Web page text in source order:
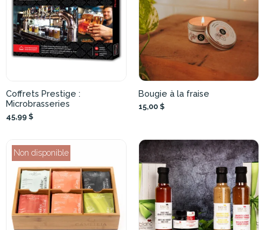
Coffrets Prestige :
Microbrasseries
45,99 $
Bougie à la fraise
15,00 $
Non disponible